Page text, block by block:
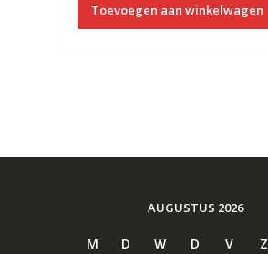
Toevoegen aan winkelwagen
AUGUSTUS 2026
M D W D V Z